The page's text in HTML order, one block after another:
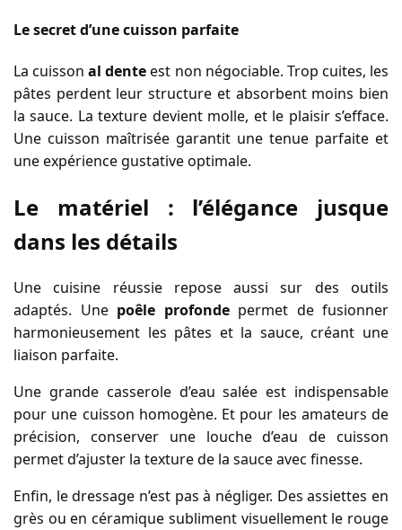
Le secret d’une cuisson parfaite
La cuissonal denteest non négociable. Trop cuites, les
pâtes perdent leur structure et absorbent moins bien
la sauce. La texture devient molle, et le plaisir s’efface.
Une cuisson maîtrisée garantit une tenue parfaite et
une expérience gustative optimale.
Le matériel : l’élégance jusque
dans les détails
Une cuisine réussie repose aussi sur des outils
adaptés. Une poêle profondepermet de fusionner
harmonieusement les pâtes et la sauce, créant une
liaison parfaite.
Une grande casserole d’eau salée est indispensable
pour une cuisson homogène. Et pour les amateurs de
précision, conserver une louche d’eau de cuisson
permet d’ajuster la texture de la sauce avec finesse.
Enfin, le dressage n’est pas à négliger. Des assiettes en
grès ou en céramique subliment visuellement le rouge